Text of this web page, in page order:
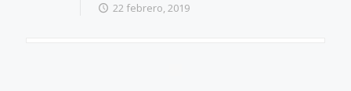
22 febrero, 2019